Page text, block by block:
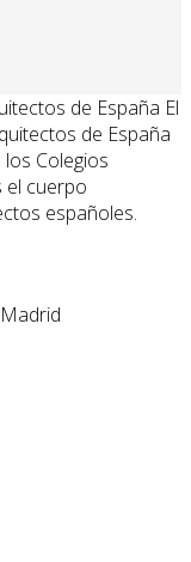
El
de España
los Colegios
el cuerpo
españoles.